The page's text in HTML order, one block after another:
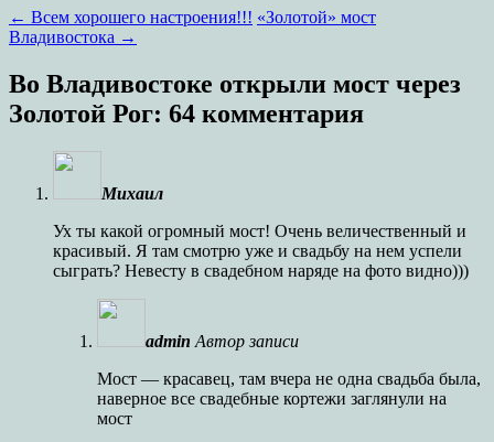
← Всем хорошего настроения!!! «Золотой» мост
Владивостока →
Во Владивостоке открыли мост через
Золотой Рог: 64 комментария
Михаил
Ух ты какой огромный мост! Очень величественный и
красивый. Я там смотрю уже и свадьбу на нем успели
сыграть? Невесту в свадебном наряде на фото видно)))
admin Автор записи
Мост — красавец, там вчера не одна свадьба была,
наверное все свадебные кортежи заглянули на
мост